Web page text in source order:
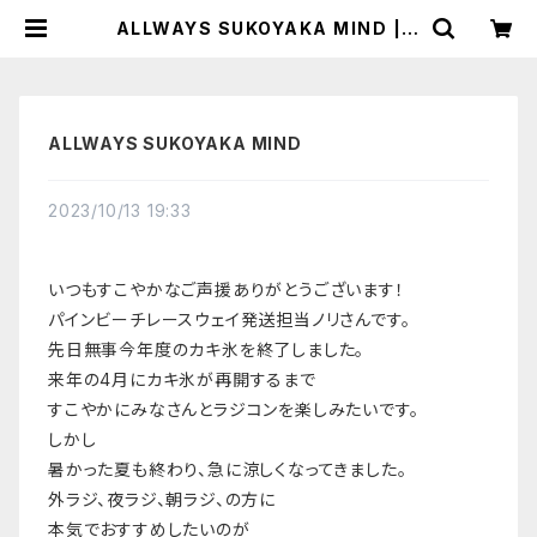
ALLWAYS SUKOYAKA MIND | P
ALLWAYS SUKOYAKA MIND
2023/10/13 19:33
いつもすこやかなご声援ありがとうございます！
パインビーチレースウェイ発送担当ノリさんです。
先日無事今年度のカキ氷を終了しました。
来年の4月にカキ氷が再開するまで
すこやかにみなさんとラジコンを楽しみたいです。
しかし
暑かった夏も終わり、急に涼しくなってきました。
外ラジ、夜ラジ、朝ラジ、の方に
本気でおすすめしたいのが